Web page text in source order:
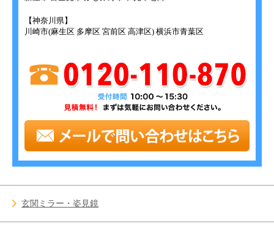
【神奈川県】
川崎市(麻生区 多摩区 宮前区 高津区) 横浜市青葉区
玄関ミラー・姿見鏡